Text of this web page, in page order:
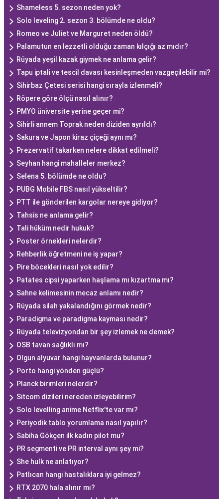
Shameless 5. sezon neden yok?
Solo leveling 2. sezon 3. bölümde ne oldu?
Romeo ve Juliet ve Marguret neden öldü?
Palamutun en lezzetli olduğu zaman kılçığı az mıdır?
Rüyada yeşil kazak giymek ne anlama gelir?
Tapu iptali ve tescil davası kesinleşmeden vazgeçilebilir mi?
Sihirbaz Çetesi serisi hangi sırayla izlenmeli?
Röpere göre ölçü nasıl alınır?
PMYO üniversite yerine geçer mi?
Sihirli annem Toprak neden diziden ayrıldı?
Sakura ve Japon kiraz çiçeği aynı mı?
Prezervatif takarken nelere dikkat edilmeli?
Seyhan hangi mahalleler merkez?
Selena 5. bölümde ne oldu?
PUBG Mobile FBS nasıl yükseltilir?
PTT ile gönderilen kargolar nereye gidiyor?
Tahsis ne anlama gelir?
Tali hüküm nedir hukuk?
Poster örnekleri nelerdir?
Rehberlik öğretmeni ne iş yapar?
Pire böcekleri nasıl yok edilir?
Patates cipsi yaparken haşlama mı kızartma mı?
Sahne kelimesinin mecaz anlamı nedir?
Rüyada silah yakalandığını görmek nedir?
Paradigma ve paradigma kayması nedir?
Rüyada televizyondan bir şey izlemek ne demek?
OSB tavan sağlıklı mı?
Olgun alyuvar hangi hayvanlarda bulunur?
Porto hangi yönden güçlü?
Planck birimleri nelerdir?
Sitcom dizileri nereden izleyebilirim?
Solo levelling anime Netflix'te var mı?
Periyodik tablo yorumlama nasıl yapılır?
Sabiha Gökçen ilk kadın pilot mu?
PR segmenti ve PR interval aynı şey mi?
She hulk ne anlatıyor?
Patlıcan hangi hastalıklara iyi gelmez?
RTX 2070 hala alınır mı?